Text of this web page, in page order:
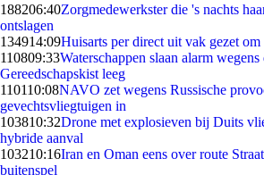
188206:40Zorgmedewerkster die 's nachts
ontslagen
134914:09Huisarts per direct uit vak gezet
110809:33Waterschappen slaan alarm wegens
Gereedschapskist leeg
110110:08NAVO zet wegens Russische
gevechtsvliegtuigen in
103810:32Drone met explosieven bij Duits
hybride aanval
103210:16Iran en Oman eens over route
buitenspel